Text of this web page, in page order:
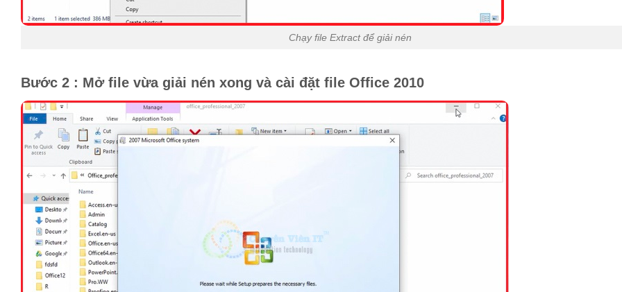
Chạy file Extract để giải nén
Bước 2 : Mở file vừa giải nén xong và cài đặt file Office 2010